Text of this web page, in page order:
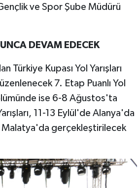
ve Spor Şube Müdürü
DEVAM EDECEK
Türkiye Kupası Yol Yarışları
7. Etap Puanlı Yol
ise 6-8 Ağustos'ta
11-13 Eylül'de Alanya'da
Malatya'da gerçekleştirilecek